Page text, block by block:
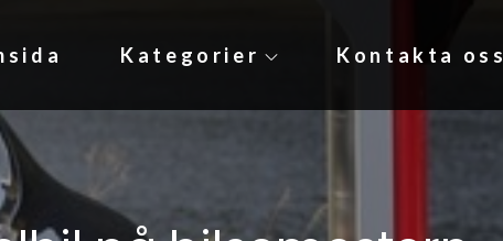
upplevelser och ekonomiskt
Kategorier Kontakta oss